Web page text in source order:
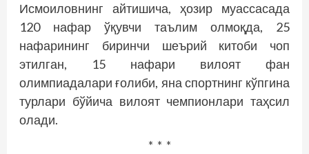
Исмоиловнинг айтишича, ҳозир муассасада
120 нафар ўқувчи таълим олмоқда, 25
нафарининг биринчи шеърий китоби чоп
этилган, 15 нафари вилоят фан
олимпиадалари ғолиби, яна спортнинг кўпгина
турлари бўйича вилоят чемпионлари таҳсил
олади.
* * *